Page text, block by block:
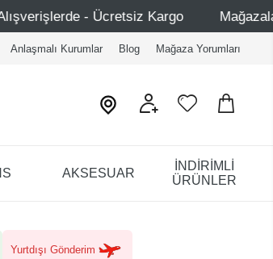
Mağazalarımız – Bağdat Caddesi
Anlaşmalı Kurumlar Blog Mağaza Yorumları
AKSESUAR
İNDİRİMLİ
ÜRÜNLER
Yurtdışı Gönderim